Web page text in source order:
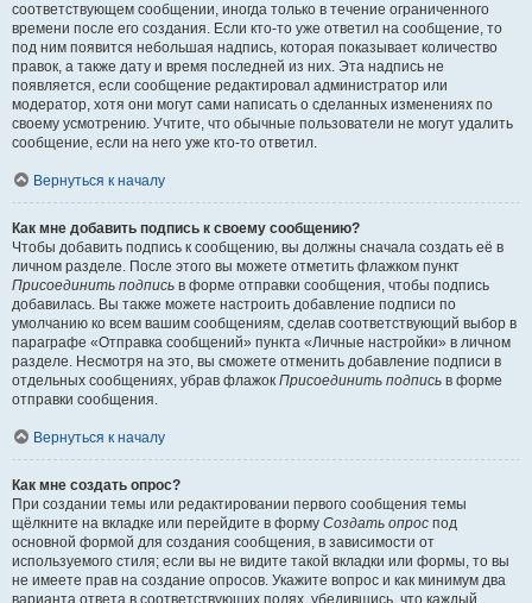
соответствующем сообщении, иногда только в течение ограниченного
времени после его создания. Если кто-то уже ответил на сообщение, то
под ним появится небольшая надпись, которая показывает количество
правок, а также дату и время последней из них. Эта надпись не
появляется, если сообщение редактировал администратор или
модератор, хотя они могут сами написать о сделанных изменениях по
своему усмотрению. Учтите, что обычные пользователи не могут удалить
сообщение, если на него уже кто-то ответил.
Вернуться к началу
Как мне добавить подпись к своему сообщению?
Чтобы добавить подпись к сообщению, вы должны сначала создать её в
личном разделе. После этого вы можете отметить флажком пункт
Присоединить подпись в форме отправки сообщения, чтобы подпись
добавилась. Вы также можете настроить добавление подписи по
умолчанию ко всем вашим сообщениям, сделав соответствующий выбор в
параграфе «Отправка сообщений» пункта «Личные настройки» в личном
разделе. Несмотря на это, вы сможете отменить добавление подписи в
отдельных сообщениях, убрав флажок Присоединить подпись в форме
отправки сообщения.
Вернуться к началу
Как мне создать опрос?
При создании темы или редактировании первого сообщения темы
щёлкните на вкладке или перейдите в форму Создать опрос под
основной формой для создания сообщения, в зависимости от
используемого стиля; если вы не видите такой вкладки или формы, то вы
не имеете прав на создание опросов. Укажите вопрос и как минимум два
варианта ответа в соответствующих полях, убедившись, что каждый